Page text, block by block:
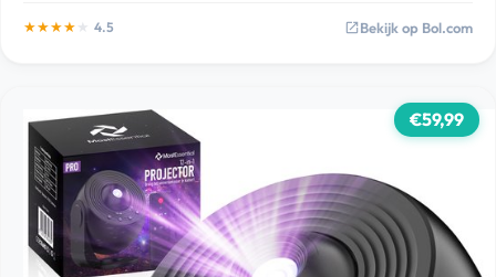
★★★★ ★ 4.5 open_in_newBekijk op Bol.com
€59,99